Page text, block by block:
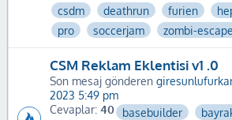
csdm
deathrun furien
pro
soccerjam zombi-escape
CSM Reklam Eklentisi v1 .0
Son mesaj gönderen
2023 5:49 pm
Cevaplar: 40 basebuilder